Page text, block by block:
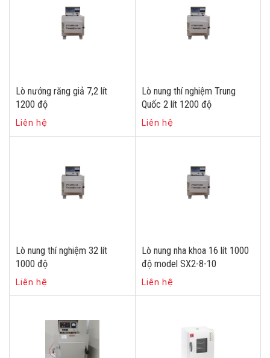
Lò nướng răng giả 7,2 lít
1200 độ
Liên hệ
Lò nung thí nghiệm Trung
Quốc 2 lít 1200 độ
Liên hệ
Lò nung thí nghiệm 32 lít
1000 độ
Liên hệ
Lò nung nha khoa 16 lít 1000
độ model SX2-8-10
Liên hệ